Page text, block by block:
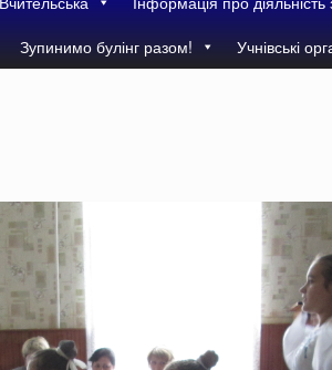
Зупинимо булінг разом! Учнівські